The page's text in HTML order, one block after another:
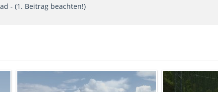
- (1. Beitrag beachten!)